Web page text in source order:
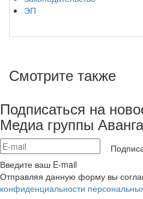
ЭП
Смотрите также
Подписаться на
Медиа группы
Введите ваш E-mail
Отправляя данную форму вы
конфиденциальности